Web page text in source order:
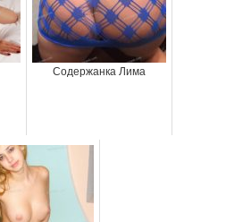
Содержанка Лима